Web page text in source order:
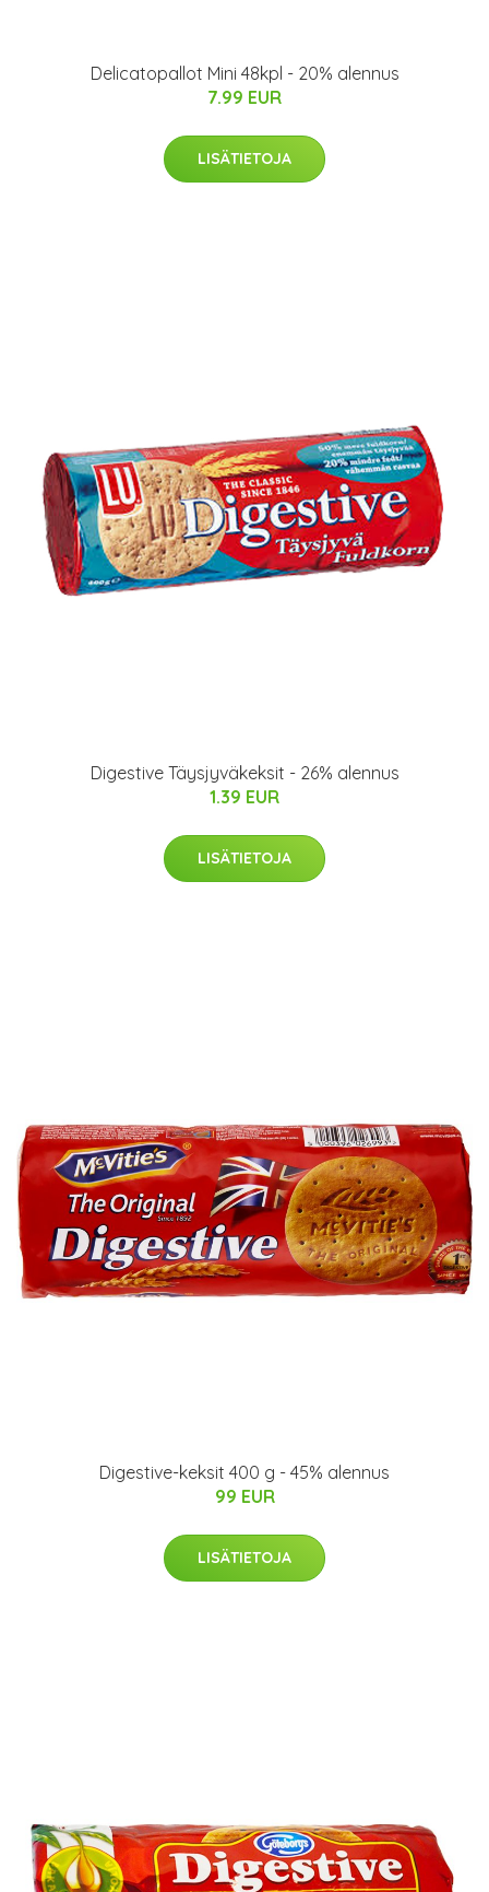
Delicatopallot Mini 48kpl - 20% alennus
7.99 EUR
LISÄTIETOJA
Digestive Täysjyväkeksit - 26% alennus
1.39 EUR
LISÄTIETOJA
Digestive-keksit 400 g - 45% alennus
99 EUR
LISÄTIETOJA